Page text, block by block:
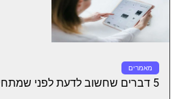
מאמרים
5 דברים שחשוב לדעת לפני שמתחילים פיתוח מוצר חדש